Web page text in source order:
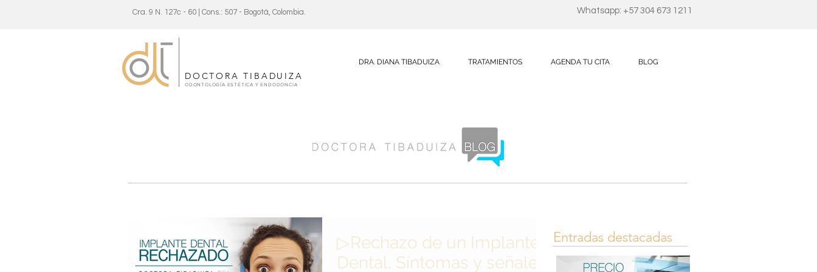
Cra. 9 N. 127c - 60 | Cons.: 507 - Bogotá, Colombia. Whatsapp: +57 304 673 1211
DOCTORA TIBADUIZA
ODONTOLOGÍA ESTÉTICA Y ENDODONCIA
DRA. DIANA TIBADUIZA TRATAMIENTOS AGENDA TU CITA BLOG
▷Rechazo de un Implante
Dental, Síntomas y señales
Entradas destacadas